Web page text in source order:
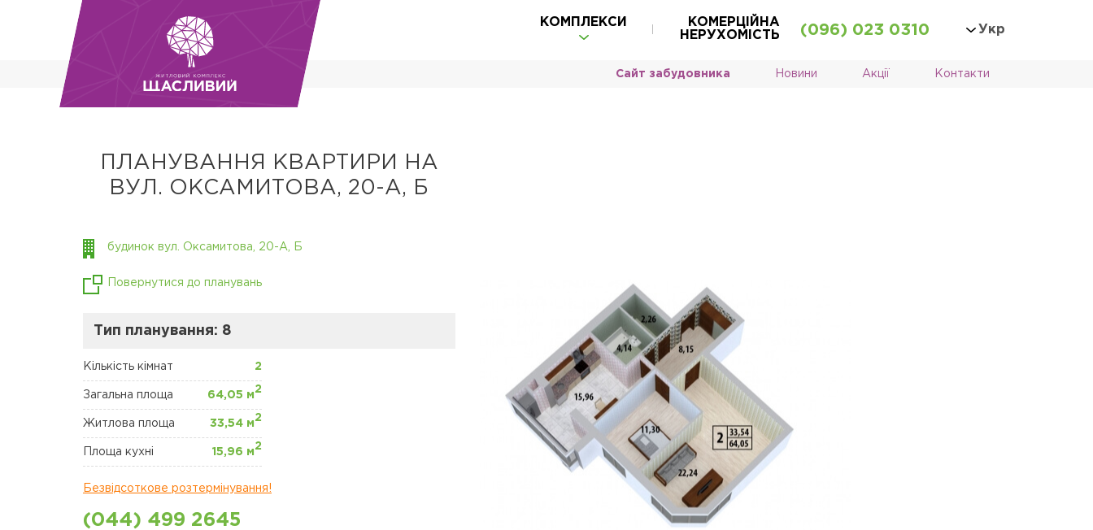
КОМПЛЕКСИ
КОМЕРЦІЙНА
НЕРУХОМІСТЬ
(096) 023 0310 Укр
Сайт забудовника Новини Акції Контакти
ПЛАНУВАННЯ КВАРТИРИ НА
ВУЛ. ОКСАМИТОВА, 20-А, Б
будинок вул. Оксамитова, 20-А, Б
Повернутися до планувань
Тип планування: 8
Кількість кімнат 2
Загальна площа 64,05 м
2
Житлова площа 33,54 м
2
Площа кухні 15,96 м
2
Безвідсоткове розтермінування!
(044) 499 2645